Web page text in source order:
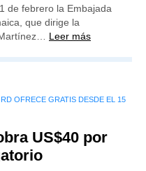
de febrero la Embajada
que dirige la
Leer más
OFRECE GRATIS DESDE EL 15
US$40 por